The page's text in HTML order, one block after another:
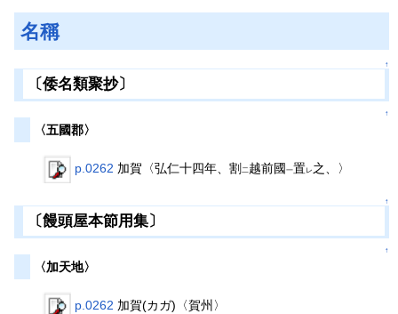
名稱
↑
〔倭名類聚抄〕
↑
〈五國郡〉
p.0262 加賀〈弘仁十四年、割二越前國一置レ 之、〉
↑
〔饅頭屋本節用集〕
↑
〈加天地〉
p.0262 加賀(カガ)〈賀州〉